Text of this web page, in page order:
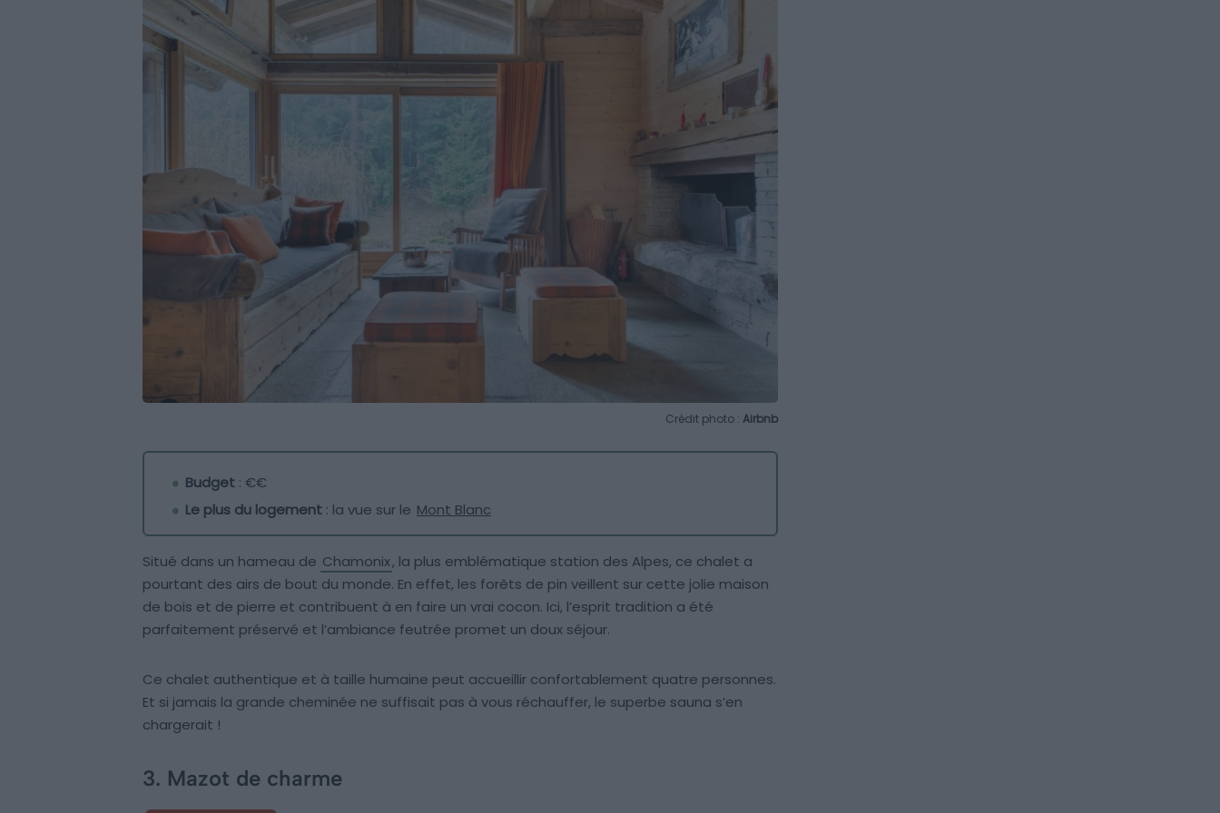
Crédit photo : Airbnb
Budget : €€
Le plus du logement : la vue sur le Mont Blanc
Situé dans un hameau de Chamonix, la plus emblématique station des Alpes, ce chalet a
pourtant des airs de bout du monde. En effet, les forêts de pin veillent sur cette jolie maison
de bois et de pierre et contribuent à en faire un vrai cocon. Ici, l’esprit tradition a été
parfaitement préservé et l’ambiance feutrée promet un doux séjour.
Ce chalet authentique et à taille humaine peut accueillir confortablement quatre personnes.
Et si jamais la grande cheminée ne suffisait pas à vous réchauffer, le superbe sauna s’en
chargerait !
3. Mazot de charme